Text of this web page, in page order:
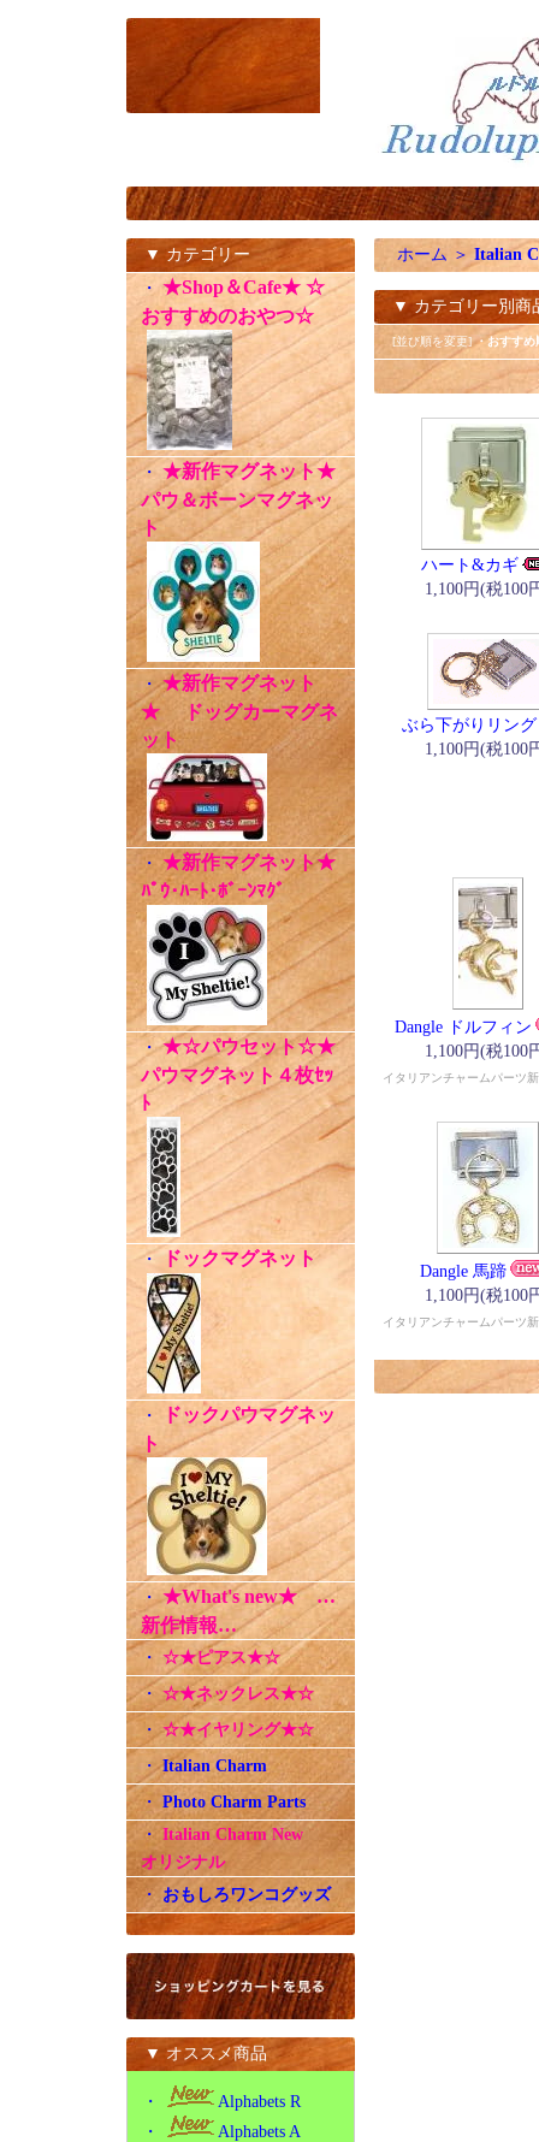
▼ カテゴリー
・ ★Shop＆Cafe★ ☆
おすすめのおやつ☆
・ ★新作マグネット★
パウ＆ボーンマグネッ
ト
・★新作マグネット
★ ドッグカーマグネ
ット
・ ★新作マグネット★
ﾊﾟｳ･ﾊｰﾄ･ﾎﾞｰﾝﾏｸﾞ
・★☆パウセット☆★
パウマグネット４枚ｾｯ
ﾄ
・ドックマグネット
・
ドックパウマグネッ
ト
・★What's new★ …
新作情報…
・ ☆★ピアス★☆
・ ☆★ネックレス★☆
・☆★イヤリング★☆
・Italian Charm
・Photo Charm Parts
・ Italian Charm New
オリジナル
・ おもしろワンコグッズ
▼ オススメ商品
・
Alphabets R
・
Alphabets A
ホーム ＞Italian
▼ カテゴリー別商
[並び順を変更]・おすすめ
ハート&カギ
1,100円(税100
ぶら下がりリング
1,100円(税100
Dangle ドルフィン
1,100円(税100
イタリアンチャームパーツ
Dangle 馬蹄
1,100円(税100
イタリアンチャームパーツ